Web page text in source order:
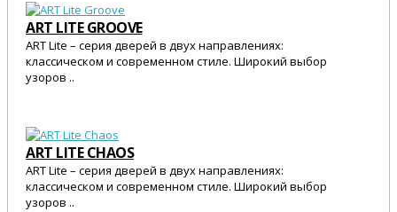
ART LITE GROOVE
ART Lite – серия дверей в двух направлениях:
классическом и современном стиле. Широкий выбор
узоров ..
ART LITE CHAOS
ART Lite – серия дверей в двух направлениях:
классическом и современном стиле. Широкий выбор
узоров ..